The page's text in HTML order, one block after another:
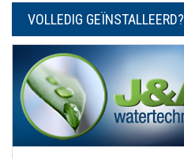
VOLLEDIG GEÏNSTALLEERD?